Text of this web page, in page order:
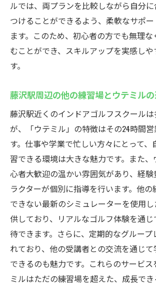
ルでは、両プランを比較しながら自分
つけることができるよう、柔軟なサポ
ます。このため、初心者の方でも無理
むことができ、スキルアップを実感しや
す。
藤沢駅周辺の他の練習場とウテミル
藤沢駅近くのインドアゴルフスクール
が、「ウテミル」の特徴はその24時間
す。仕事や学業で忙しい方々にとって、
習できる環境は大きな魅力です。また
心者大歓迎の温かい雰囲気があり、経
ラクターが個別に指導を行います。他
できない最新のシミュレーターを使用
供しており、リアルなゴルフ体験を通
待できます。さらに、定期的なグループ
れており、他の受講者との交流を通じ
できるのも魅力です。これらのサービス
ミルはただの練習場を超えた、成長で